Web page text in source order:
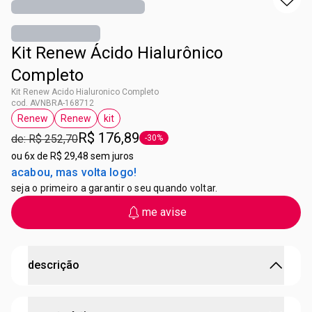
Kit Renew Ácido Hialurônico
Completo
Kit Renew Acido Hialuronico Completo
cod. AVNBRA-168712
etiqueta Renew
Renew
etiqueta Renew
Renew
etiqueta kit
kit
de: R$ 252,70R$ 176,89 etiqueta -30%
-30%
ou 6x de R$ 29,48 sem juros
acabou, mas volta logo!
seja o primeiro a garantir o seu quando voltar.
me avise
descrição